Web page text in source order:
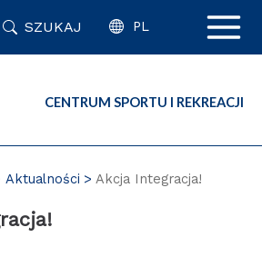
SZUKAJ PL
CENTRUM SPORTU I REKREACJI
Aktualności Akcja Integracja!